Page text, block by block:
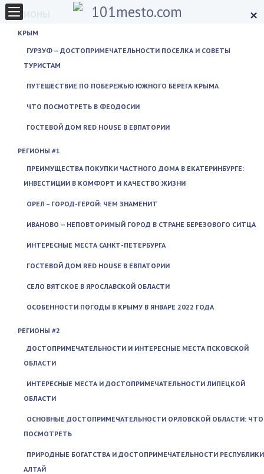
×
РЕГИОНЫ
КРЫМ
ГУРЗУФ — ДОСТОПРИМЕЧАТЕЛЬНОСТИ ПОСЕЛКА И СОВЕТЫ
ТУРИСТАМ
ПУТЕШЕСТВИЕ ПО ПОБЕРЕЖЬЮ ЮЖНОГО БЕРЕГА КРЫМА
ЧТО ПОСМОТРЕТЬ В ФЕОДОСИИ
ГОСТЕВОЙ ДОМ RED HOUSE В ЕВПАТОРИИ
РЕГИОНЫ #1
ПРЕИМУЩЕСТВА ПОКУПКИ ЧАСТНОГО ДОМА В ЕКАТЕРИНБУРГЕ:
ИНВЕСТИЦИИ В КОМФОРТ И КАЧЕСТВО ЖИЗНИ
ОРЕЛ – ГОРОД-ГЕРОЙ: ЧЕМ ЗНАМЕНИТ
ИВАНОВО — НЕПОВТОРИМЫЙ ГОРОД В СТРАНЕ БЕРЕЗОВОГО СИТЦА
ИНТЕРЕСНЫЕ МЕСТА САНКТ-ПЕТЕРБУРГА
ГОСТЕВОЙ ДОМ RED HOUSE В ЕВПАТОРИИ
СЕЛО ВЯТСКОЕ В ЯРОСЛАВСКОЙ ОБЛАСТИ
ОСОБЕННОСТИ ПОГОДЫ В КРЫМУ В ЯНВАРЕ 2022 ГОДА
РЕГИОНЫ #2
ДОСТОПРИМЕЧАТЕЛЬНОСТИ И ИНТЕРЕСНЫЕ МЕСТА ПСКОВСКОЙ
ОБЛАСТИ
ИНТЕРЕСНЫЕ МЕСТА И ДОСТОПРИМЕЧАТЕЛЬНОСТИ ЛИПЕЦКОЙ
ОБЛАСТИ
ОСНОВНЫЕ ДОСТОПРИМЕЧАТЕЛЬНОСТИ ОРЛОВСКОЙ ОБЛАСТИ: ЧТО
ПОСМОТРЕТЬ
ПРИРОДНЫЕ БОГАТСТВА И ДОСТОПРИМЕЧАТЕЛЬНОСТИ РЕСПУБЛИКИ
АЛТАЙ